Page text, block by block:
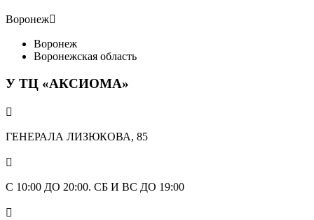
Воронеж
Воронеж
Воронежская область
У ТЦ «АКСИОМА»

ГЕНЕРАЛА ЛИЗЮКОВА, 85

С 10:00 ДО 20:00. СБ И ВС ДО 19:00
